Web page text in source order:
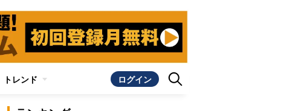
トレンド ログイン